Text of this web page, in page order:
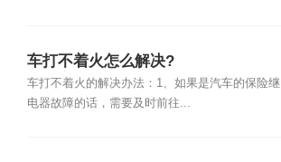
车打不着火怎么解决?
车打不着火的解决办法：1、如果是汽车的保险继
电器故障的话，需要及时前往...